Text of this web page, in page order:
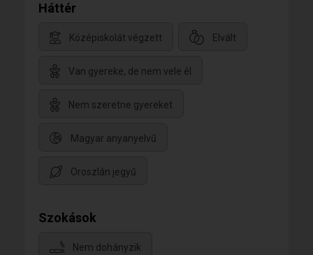
Háttér
Középiskolát végzett Elvált
Van gyereke, de nem vele él
Nem szeretne gyereket
Magyar anyanyelvű
Oroszlán jegyű
Szokások
Nem dohányzik